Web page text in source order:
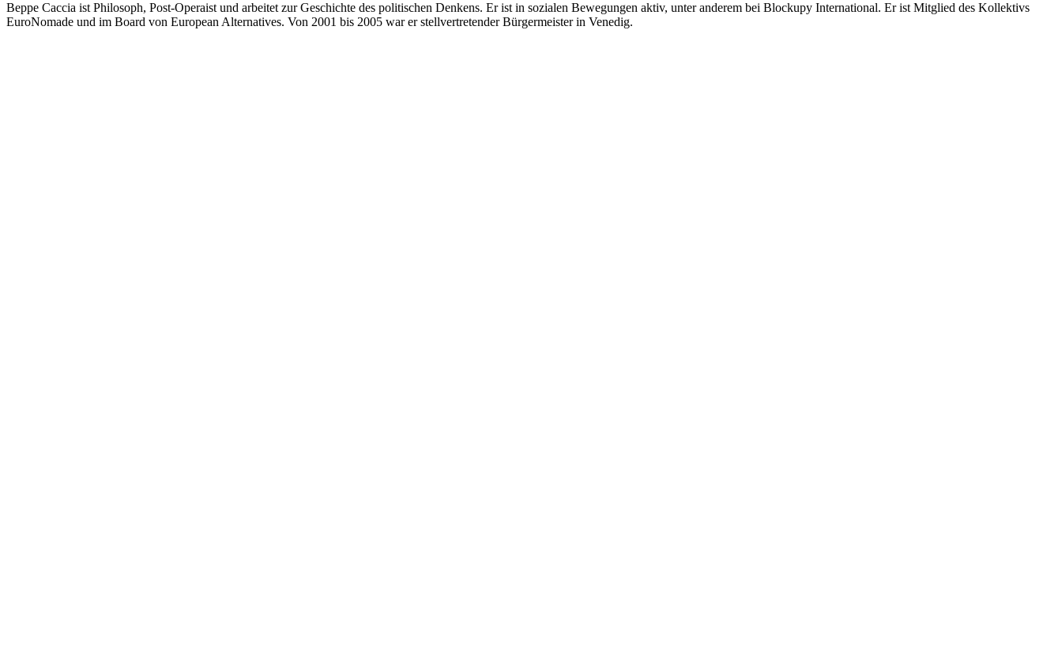
Beppe Caccia ist Philosoph, Post-Operaist und arbeitet zur Geschichte des politischen Denkens. Er ist in sozialen Bewegungen aktiv, unter anderem bei Blockupy International. Er ist Mitglied des Kollektivs
EuroNomade und im Board von European Alternatives. Von 2001 bis 2005 war er stellvertretender Bürgermeister in Venedig.